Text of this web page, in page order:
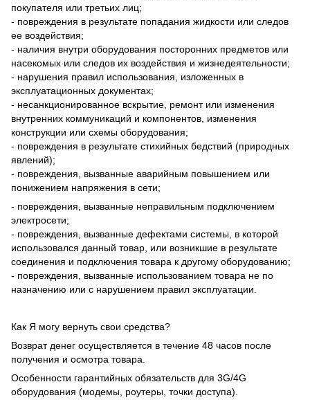
покупателя или третьих лиц;
- повреждения в результате попадания жидкости или следов
ее воздействия;
- наличия внутри оборудования посторонних предметов или
насекомых или следов их воздействия и жизнедеятельности;
- нарушения правил использования, изложенных в
эксплуатационных документах;
- несанкционированное вскрытие, ремонт или изменения
внутренних коммуникаций и компонентов, изменения
конструкции или схемы оборудования;
- повреждения в результате стихийных бедствий (природных
явлений);
- повреждения, вызванные аварийным повышением или
понижением напряжения в сети;
- повреждения, вызванные неправильным подключением
электросети;
- повреждения, вызванные дефектами системы, в которой
использовался данный товар, или возникшие в результате
соединения и подключения товара к другому оборудованию;
- повреждения, вызванные использованием товара не по
назначению или с нарушением правил эксплуатации.
Как Я могу вернуть свои средства?
Возврат денег осуществляется в течение 48 часов после
получения и осмотра товара.
Особенности гарантийных обязательств для 3G/4G
оборудования (модемы, роутеры, точки доступа).